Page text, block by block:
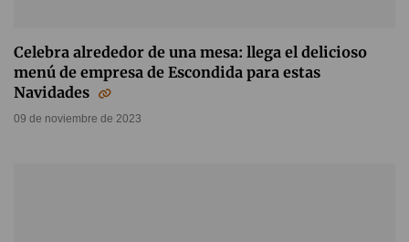
Celebra alrededor de una mesa: llega el delicioso
menú de empresa de Escondida para estas
Navidades
09 de noviembre de 2023